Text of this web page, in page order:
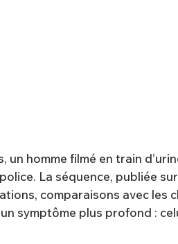
un homme filmé en train
La séquence, publiée
comparaisons avec les
symptôme plus profond :